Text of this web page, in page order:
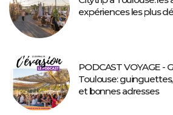
expériences les plus
PODCAST VOYAGE
Toulouse:
et bonnes adresses